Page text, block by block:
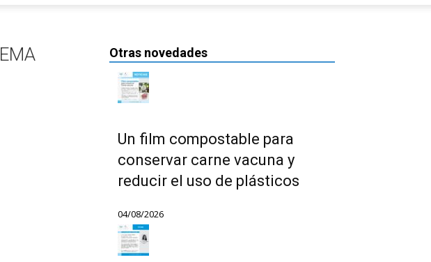
Otras novedades
Un film compostable para
conservar carne vacuna y
reducir el uso de plásticos
04/08/2026